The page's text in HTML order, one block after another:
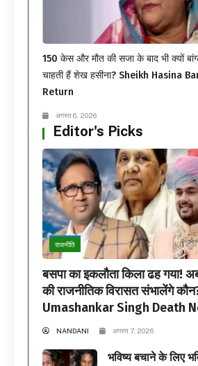
150 केस और मौत की सजा के बाद भी क्यों
चाहती हैं शेख हसीना? Sheikh Hasina
Return
अगस्त 6, 2026
Editor's Picks
राजनीति
बसपा का इकलौता किला ढह गया!
की राजनीतिक विरासत संभालेंगे
Umashankar Singh Death
NANDANI अगस्त 7, 2026
भविष्य बचाने के लिए